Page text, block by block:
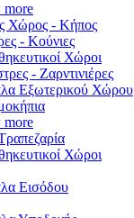
more
Χώρος - Κήπος
- Κούνιες
Χώροι
- Ζαρντινιέρες
Εξωτερικού Χώρου
more
Χώροι
Εισόδου